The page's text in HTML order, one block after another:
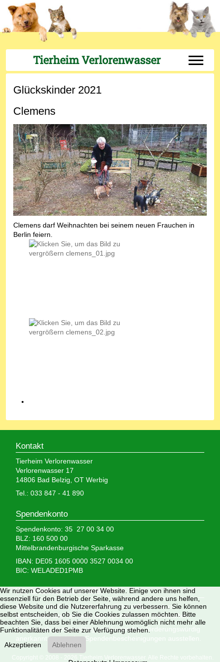
Tierheim Verlorenwasser Off-
Glückskinder 2021
Clemens
Clemens darf Weihnachten bei seinem neuen Frauchen in
Berlin feiern.
Kontakt
Tierheim Verlorenwasser
Verlorenwasser 17
14806 Bad Belzig, OT Werbig
Tel.: 033 847 - 41 890
Spendenkonto
Spendenkonto: 35 27 00 34 00
BLZ: 160 500 00
Mittelbrandenburgische Sparkasse
IBAN: DE05 1605 0000 3527 0034 00
BIC: WELADED1PMB
Wir brauchen Ihre Hilfe,
denn wir erhalten keinerlei staatliche Hilfe, sondern
finanzieren das Tierheim aus Spenden und Erbschaften.
Wir sind als gemeinnützig und besonders förderungswürdig
anerkannt und dürfen Spendenbescheinigungen ausstellen.
Copyright © 2008 - 2026 Tierheim Verlorenwasser. Alle Rechte vorbehalten.
Wir nutzen Cookies auf unserer Website. Einige von ihnen sind
essenziell für den Betrieb der Seite, während andere uns helfen,
diese Website und die Nutzererfahrung zu verbessern. Sie können
selbst entscheiden, ob Sie die Cookies zulassen möchten. Bitte
beachten Sie, dass bei einer Ablehnung womöglich nicht mehr alle
Funktionalitäten der Seite zur Verfügung stehen.
Akzeptieren
Ablehnen